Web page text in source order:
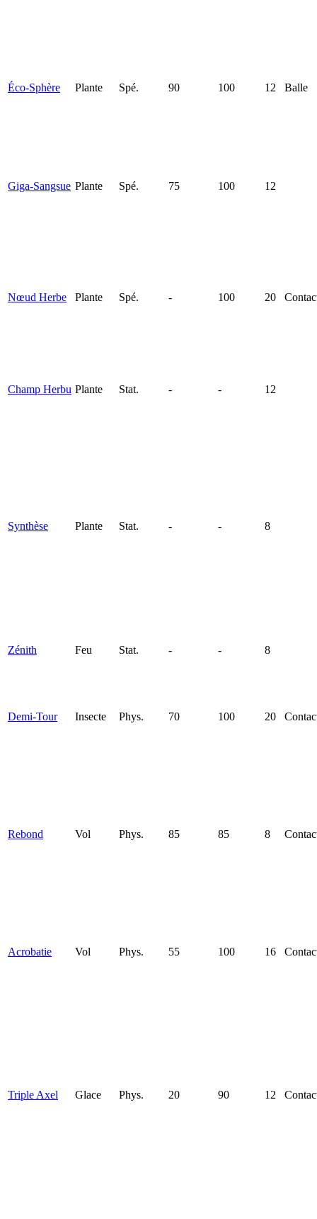
Éco-Sphère Plante Spé. 90 100 12 Balle
Giga-Sangsue Plante Spé. 75 100 12
Nœud Herbe Plante Spé. - 100 20
Champ Herbu Plante Stat. - - 12
Synthèse Plante Stat. - - 8
Zénith Feu Stat. - - 8
Demi-Tour Insecte Phys. 70 100 20
Rebond Vol Phys. 85 85 8
Acrobatie Vol Phys. 55 100 16
Triple Axel Glace Phys. 20 90 12